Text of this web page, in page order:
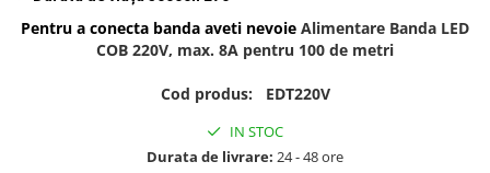
Lampi de tavan
Spoturi LED
Corpuri de Iluminat pe Sina LED
Sina magnetica LED 48V
Sina Magnetica Slim 5mm 24V
Pentru a conecta banda aveti nevoie Alimentare Banda LED
COB 220V, max. 8A pentru 100 de metri
Cod produs: EDT220V
IN STOC
Durata de livrare: 24 - 48 ore